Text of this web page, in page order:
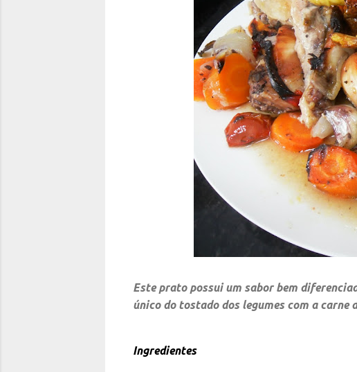
Este prato possui um sabor bem
único do tostado dos legumes com a carne
Ingredientes